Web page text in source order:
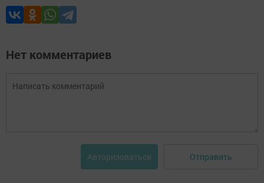
Нет комментариев
Авторизоваться Отправить